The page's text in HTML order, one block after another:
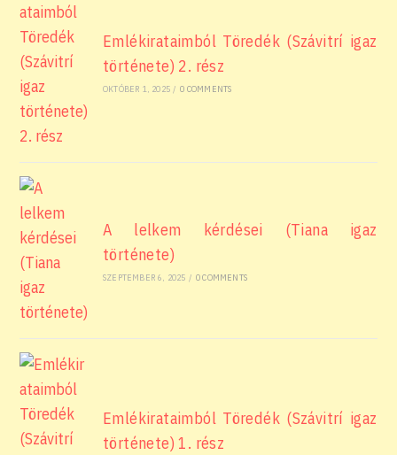
Emlékirataimból Töredék (Szávitrí igaz
története) 2. rész
OKTÓBER 1, 2025 / 0 COMMENTS
A lelkem kérdései (Tiana igaz
története)
SZEPTEMBER 6, 2025 / 0 COMMENTS
Emlékirataimból Töredék (Szávitrí igaz
története) 1. rész